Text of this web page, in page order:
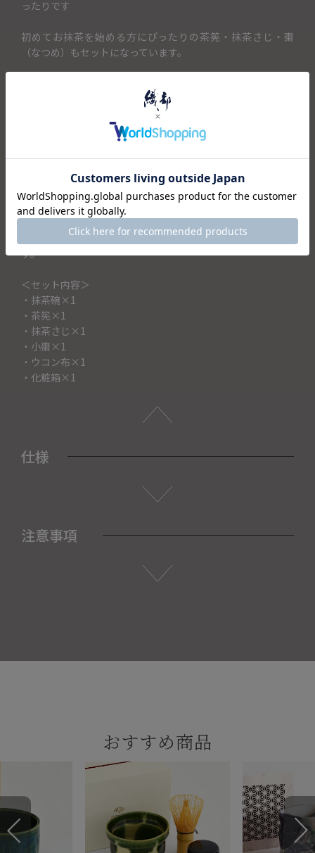
ったりです
初めてお抹茶を始める方にぴったりの茶筅・抹茶さじ・棗
（なつめ）もセットになっています。
な泡が立てやすく使い茶筅です
小棗（こなつめ）・・・抹茶を入れる容器です。小ぶりなサ
イズで野点にも持ち運びしやすいサイズ
抹茶さじ・・・・・・・・・抹茶をすくうための道具、茶杓
（ちゃしゃく）です。
ウコン布・・・・・・・・・ウコンの根で染めた鮮やかな黄
色の綿布。使い終わった抹茶碗をつつむのに使います。
母の日や敬老の日、お誕生日の贈り物に
抹茶を始めてみたい方へのプレゼントとしても喜ばれそうで
す。
＜セット内容＞
・抹茶碗×1
・茶筅×1
・抹茶さじ×1
・小棗×1
・ウコン布×1
・化粧箱×1
仕様
注意事項
おすすめ商品